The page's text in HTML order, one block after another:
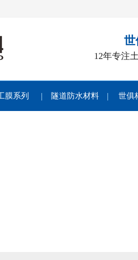
世
12年专注
膜系列 隧道防水材料 世俱